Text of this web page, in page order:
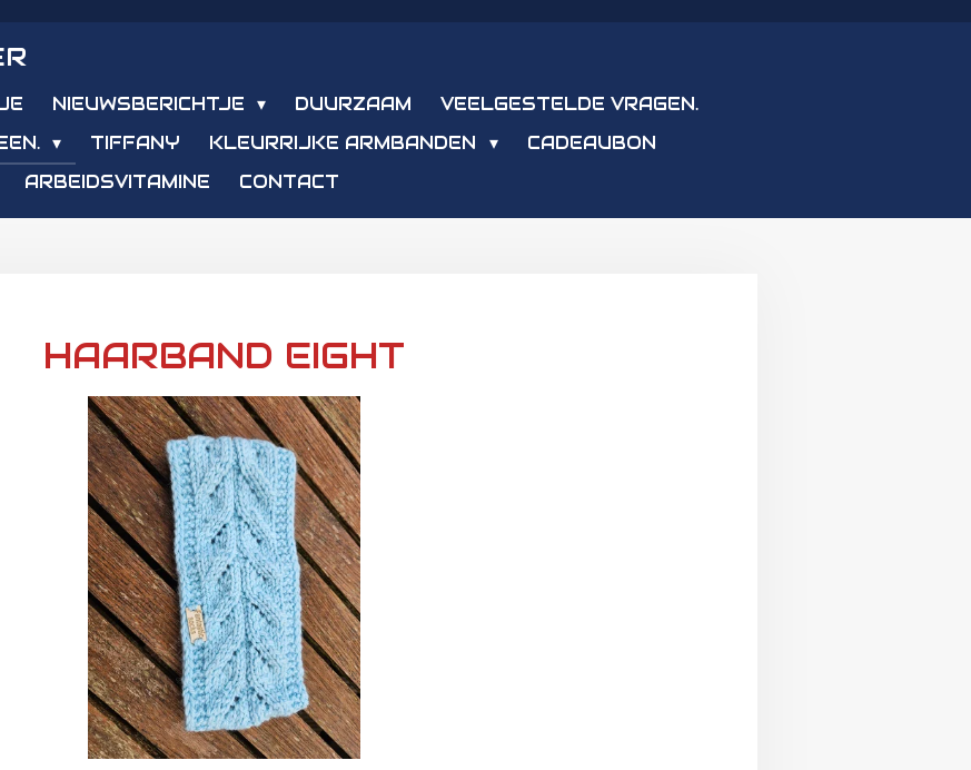
NIEUWSBERICHTJE DUURZAAM
VEELGESTELDE VRAGEN.
TIFFANY KLEURRIJKE ARMBANDEN
CADEAUBON
ARBEIDSVITAMINE CONTACT
HAARBAND EIGHT